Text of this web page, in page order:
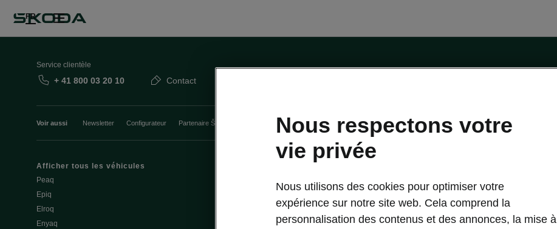
FR
Service clientèle
+ 41 800 03 20 10 Contact
Voir aussi Newsletter Configurateur Partenaire Škoda Course d’essai
Afficher tous les véhicules
Peaq
Epiq
Elroq
Enyaq
Batterie et sécurité
Mise à jour logicielle
Service Cam
Applications d’infodivertissement
Entretien véhicule
Carosserie Endommagée
Nous respectons votre
vie privée
Nous utilisons des cookies pour optimiser votre
expérience sur notre site web. Cela comprend la
personnalisation des contenus et des annonces, la mise à